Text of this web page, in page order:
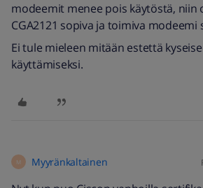
modeemit menee pois käytöstä, niin
CGA2121 sopiva ja toimiva modeemi
Ei tule mieleen mitään estettä
käyttämiseksi.
M Myyränkaltainen